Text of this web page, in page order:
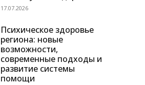
17.07.2026
Психическое здоровье
региона: новые
возможности,
современные подходы и
развитие системы
помощи